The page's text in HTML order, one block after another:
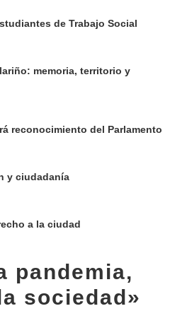
de Trabajo Social
memoria, territorio y
reconocimiento del Parlamento
y ciudadanía
a la ciudad
pandemia,
sociedad»